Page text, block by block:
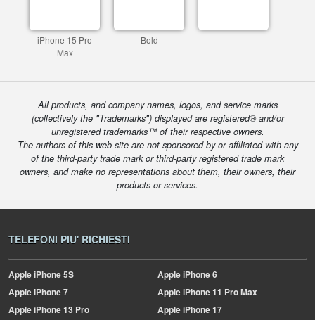
iPhone 15 Pro
Max
Bold
All products, and company names, logos, and service marks
(collectively the "Trademarks") displayed are registered® and/or
unregistered trademarks™ of their respective owners.
The authors of this web site are not sponsored by or affiliated with any
of the third-party trade mark or third-party registered trade mark
owners, and make no representations about them, their owners, their
products or services.
TELEFONI PIU' RICHIESTI
AppleiPhone 5S AppleiPhone 6
AppleiPhone 7 AppleiPhone 11 Pro Max
AppleiPhone 13 Pro AppleiPhone 17